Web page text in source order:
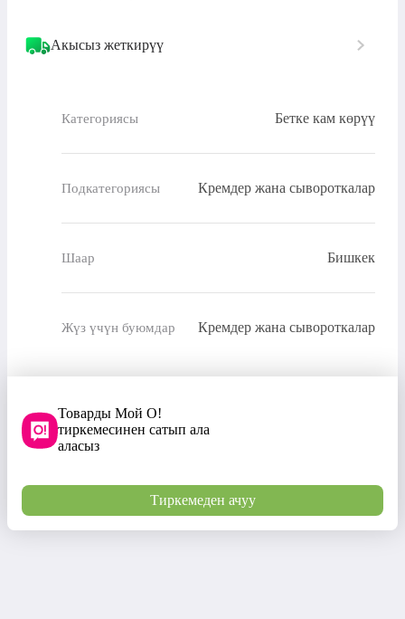
Акысыз жеткирүү
Категориясы Бетке кам көрүү
Подкатегориясы Кремдер жана сывороткалар
Шаар Бишкек
Жүз үчүн буюмдар Кремдер жана сывороткалар
Товарды Мой О!
тиркемесинен сатып ала
аласыз
Тиркемеден ачуу